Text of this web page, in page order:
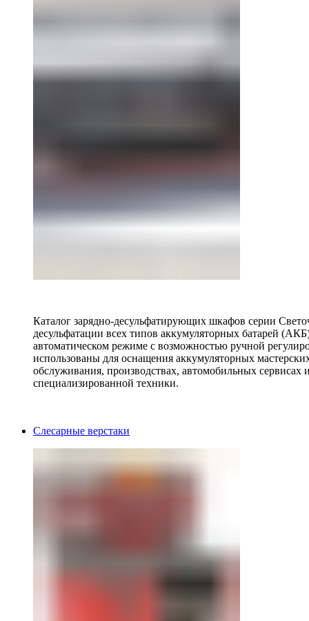
Каталог зарядно-десульфатирующих шкафов серии
десульфатации всех типов аккумуляторных батарей
автоматическом режиме с возможностью ручной
использованы для оснащения аккумуляторных
обслуживания, производствах, автомобильных
специализированной техники.
Слесарные верстаки